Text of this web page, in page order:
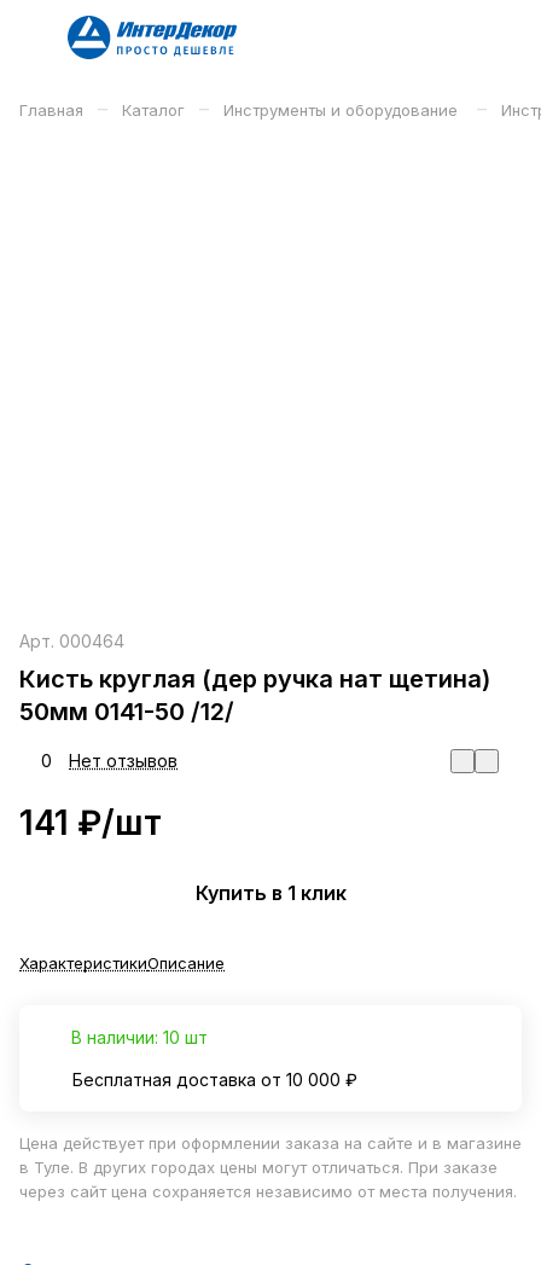
Главная – Каталог – Инструменты и оборудование –
Арт. 000464
Кисть круглая (дер ручка нат щетина)
50мм 0141-50 /12/
0 Нет отзывов
141 ₽/шт
Купить в 1 клик
ХарактеристикиОписание
В наличии: 10 шт
Бесплатная доставка от 10 000 ₽
Цена действует при оформлении заказа на сайте и в магазине
в Туле. В других городах цены могут отличаться. При заказе
через сайт цена сохраняется независимо от места получения.